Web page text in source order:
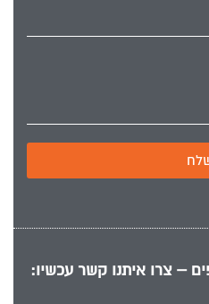
– צרו איתנו קשר עכשיו: